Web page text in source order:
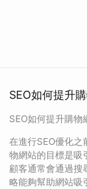
SEO如何提升
SEO如何提升購
在進行SEO優化
物網站的目標是吸
顧客通常會通過搜
略能夠幫助網站吸